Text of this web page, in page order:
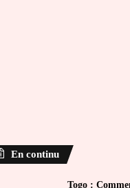
En continu
Togo :